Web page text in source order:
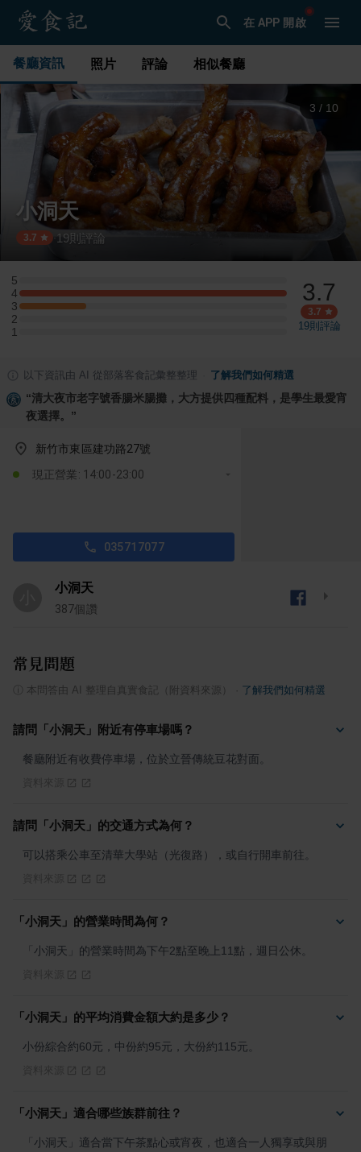
在 APP 開啟
餐廳資訊 照片 評論 相似餐廳
3 / 10
小洞天
3.7 19則評論
5
5 星：0 則評論
4
4 星：4 則評論
3
3 星：1 則評論
2
2 星：0 則評論
1
1 星：0 則評論
3.7
3.7
19則評論
以下資訊由 AI 從部落客食記彙整整理 了解我們如何精選
“清大夜市老字號香腸米腸攤，大方提供四種配料，是學生最愛宵
夜選擇。 ”
新竹市東區建功路27號
現正營業: 14:00-23:00
035717077
小洞天
387個讚
常見問題
本問答由 AI 整理自真實食記（附資料來源） 了解我們如何精選
請問「小洞天」附近有停車場嗎？
餐廳附近有收費停車場，位於立晉傳統豆花對面。
請問「小洞天」的交通方式為何？
可以搭乘公車至清華大學站（光復路），或自行開車前往。
「小洞天」的營業時間為何？
「小洞天」的營業時間為下午2點至晚上11點，週日公休。
「小洞天」的平均消費金額大約是多少？
小份綜合約60元，中份約95元，大份約115元。
「小洞天」適合哪些族群前往？
「小洞天」適合當下午茶點心或宵夜，也適合一人獨享或與朋